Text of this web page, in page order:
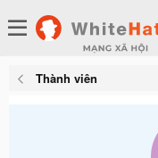
Thành viên